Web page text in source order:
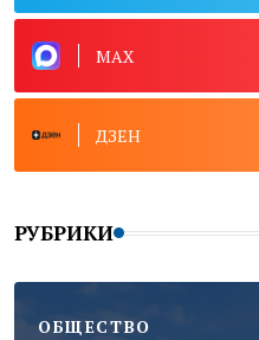
MAX
ДЗЕН
РУБРИКИ
ОБЩЕСТВО